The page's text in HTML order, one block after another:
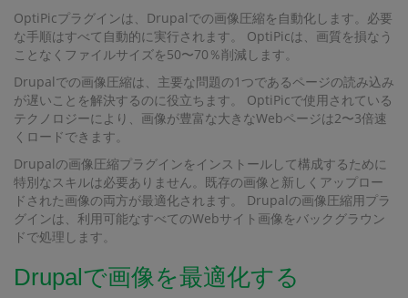
OptiPicプラグインは、Drupalでの画像圧縮を自動化します。必要
な手順はすべて自動的に実行されます。 OptiPicは、画質を損なう
ことなくファイルサイズを50〜70％削減します。
Drupalでの画像圧縮は、主要な問題の1つであるページの読み込み
が遅いことを解決するのに役立ちます。 OptiPicで使用されている
テクノロジーにより、画像が豊富な大きなWebページは2〜3倍速
くロードできます。
Drupalの画像圧縮プラグインをインストールして構成するために
特別なスキルは必要ありません。既存の画像と新しくアップロー
ドされた画像の両方が最適化されます。 Drupalの画像圧縮用プラ
グインは、利用可能なすべてのWebサイト画像をバックグラウン
ドで処理します。
Drupalで画像を最適化する